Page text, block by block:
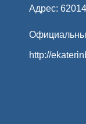
Адрес:
http://